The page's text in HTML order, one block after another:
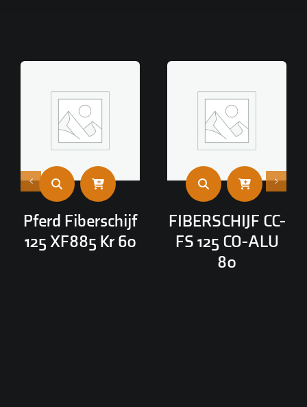
Pferd Fiberschijf
125 XF885 Kr 60
FIBERSCHIJF CC-
FS 125 CO-ALU
80